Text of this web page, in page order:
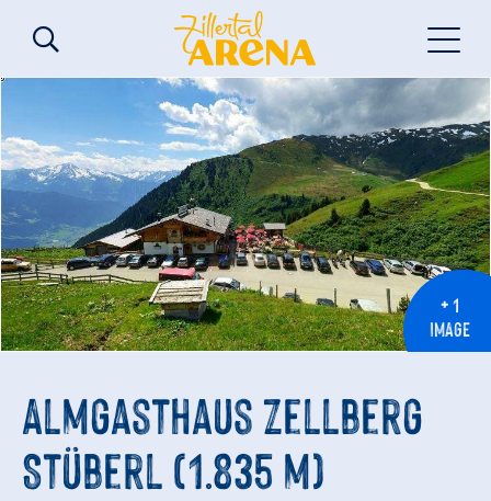
+ 1
IMAGE
Almgasthaus Zellberg
Stüberl (1.835 m)